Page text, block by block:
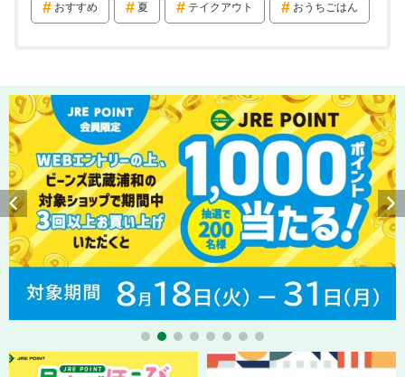
おすすめ 夏 テイクアウト おうちごはん